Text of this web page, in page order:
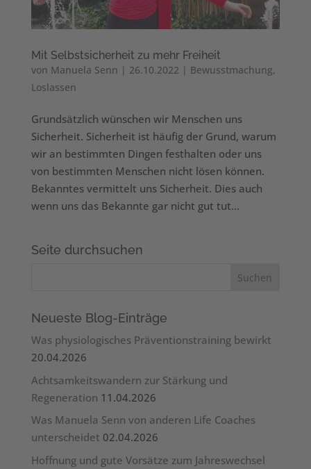
Mit Selbstsicherheit zu mehr Freiheit
von Manuela Senn | 26.10.2022 | Bewusstmachung,
Loslassen
Grundsätzlich wünschen wir Menschen uns
Sicherheit. Sicherheit ist häufig der Grund, warum
wir an bestimmten Dingen festhalten oder uns
von bestimmten Menschen nicht lösen können.
Bekanntes vermittelt uns Sicherheit. Dies auch
wenn uns das Bekannte gar nicht gut tut...
Seite durchsuchen
Neueste Blog-Einträge
Was physiologisches Präventionstraining bewirkt
20.04.2026
Achtsamkeitswandern zur Stärkung und
Regeneration 11.04.2026
Was Manuela Senn von anderen Life Coaches
unterscheidet 02.04.2026
Hoffnung und gute Vorsätze zum Jahreswechsel